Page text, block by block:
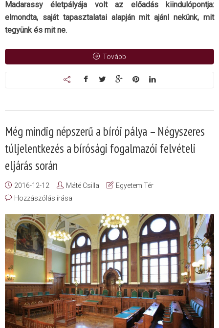
Madarassy életpályája volt az előadás kiindulópontja:
elmondta, saját tapasztalatai alapján mit ajánl nekünk, mit
tegyünk és mit ne.
Tovább
Még mindig népszerű a bírói pálya – Négyszeres
túljelentkezés a bírósági fogalmazói felvételi
eljárás során
2016-12-12 Máté Csilla
Egyetem Tér
Hozzászólás írása